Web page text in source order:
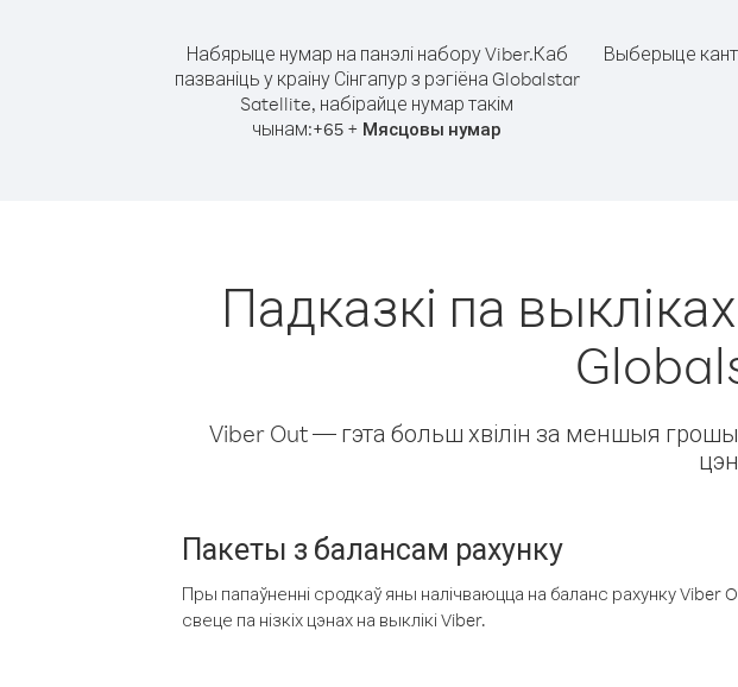
Набярыце нумар на панэлі набору Viber.Каб
пазваніць у краіну Сінгапур з рэгіёна Globalstar
Satellite, набірайце нумар такім
чынам:+65 + Мясцовы нумар
Выберыце
Падказкі па
Viber Out — гэта больш хвілін за меншыя
Пакеты з балансам рахунку
Пры папаўненні сродкаў яны налічваюцца на баланс рахунку
свеце па нізкіх цэнах на выклікі Viber.